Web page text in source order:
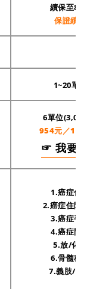
續保至85
保證續保
1~20單位
6單位
954元／
☞ 我要
1.癌症住
2.癌症住院
3.癌症手
4.癌症門
5.放/化療
6.骨髓移
7.義肢/義